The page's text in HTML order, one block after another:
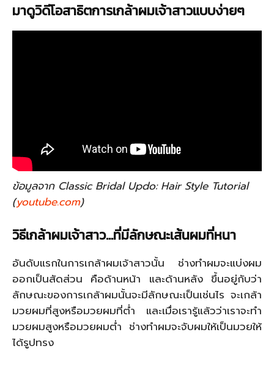
มาดูวิดีโอสาธิตการเกล้าผมเจ้าสาวแบบง่ายๆ
ข้อมูลจาก Classic Bridal Updo: Hair Style Tutorial
(youtube.com)
วิธีเกล้าผมเจ้าสาว…ที่มีลักษณะเส้นผมที่หนา
อันดับแรกในการเกล้าผมเจ้าสาวนั้น ช่างทำผมจะแบ่งผม
ออกเป็นสัดส่วน คือด้านหน้า และด้านหลัง ขึ้นอยู่กับว่า
ลักษณะของการเกล้าผมนั้นจะมีลักษณะเป็นเช่นไร จะเกล้า
มวยผมที่สูงหรือมวยผมที่ต่ำ และเมื่อเรารู้แล้วว่าเราจะทำ
มวยผมสูงหรือมวยผมต่ำ ช่างทำผมจะจับผมให้เป็นมวยให้
ได้รูปทรง